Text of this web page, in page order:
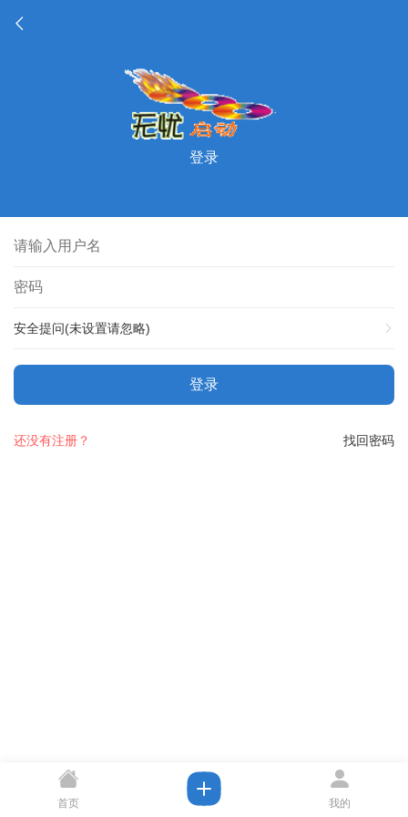
登录
安全提问(未设置请忽略)
登录
找回密码
还没有注册？
首页 我的